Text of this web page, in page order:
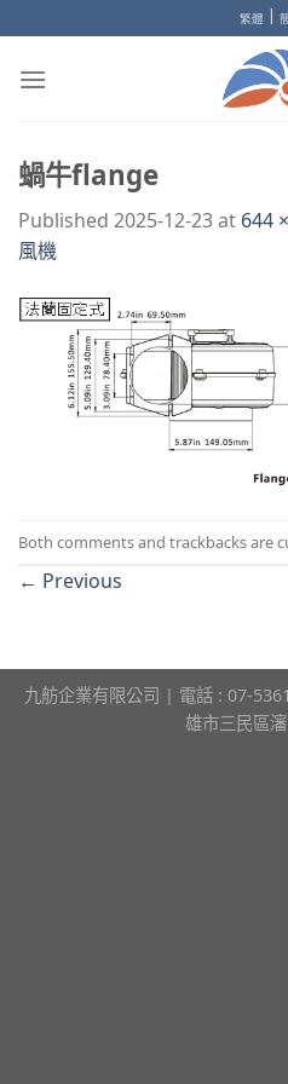
to
content
繁體 |
蝸牛flange
Published 2025-12-23at 644
風機
Both comments and trackbacks are
← Previous
九舫企業有限公司 | 電話 : 07-
雄市三民區